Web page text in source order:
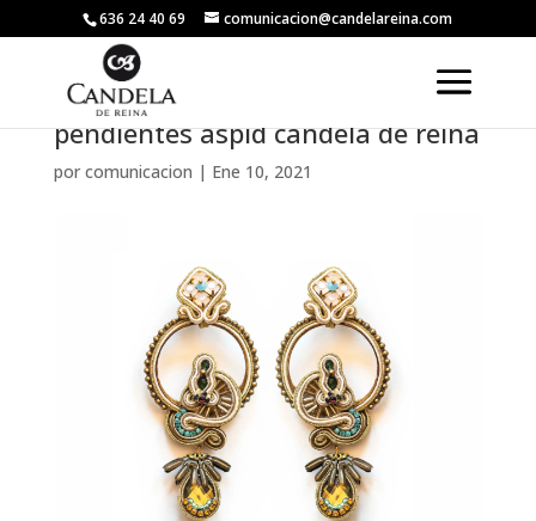
636 24 40 69 comunicacion@candelareina.com
pendientes aspid candela de reina
por comunicacion | Ene 10, 2021